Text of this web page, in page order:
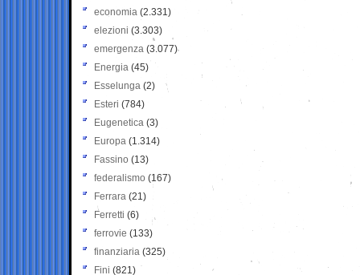
economia (2.331)
elezioni (3.303)
emergenza (3.077)
Energia (45)
Esselunga (2)
Esteri (784)
Eugenetica (3)
Europa (1.314)
Fassino (13)
federalismo (167)
Ferrara (21)
Ferretti (6)
ferrovie (133)
finanziaria (325)
Fini (821)